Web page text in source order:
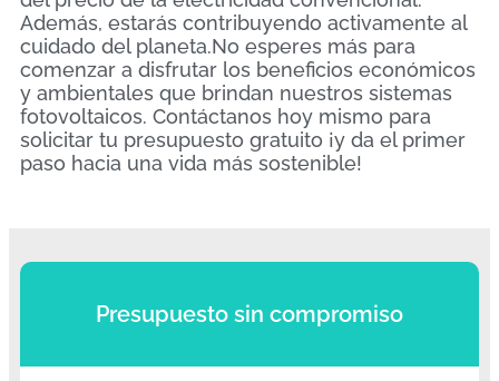
Además, estarás contribuyendo activamente al
cuidado del planeta.No esperes más para
comenzar a disfrutar los beneficios económicos
y ambientales que brindan nuestros sistemas
fotovoltaicos. Contáctanos hoy mismo para
solicitar tu presupuesto gratuito ¡y da el primer
paso hacia una vida más sostenible!
Presupuesto sin compromiso